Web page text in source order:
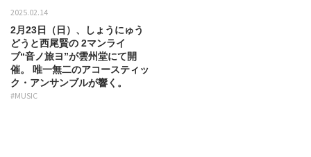
2025.02.14
2月23日（日）、しょうにゅう
どうと西尾賢の 2マンライ
ブ“音ノ旅ヨ”が雲州堂にて開
催。 唯一無二のアコースティッ
ク・アンサンブルが響く。
#MUSIC